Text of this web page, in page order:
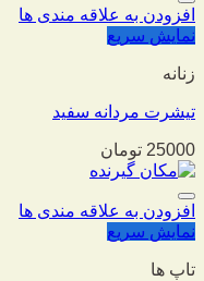
افزودن به علاقه مندی ها
نمایش سریع
زنانه
تیشرت مردانه سفید
25000 تومان
افزودن به علاقه مندی ها
نمایش سریع
تاپ ها